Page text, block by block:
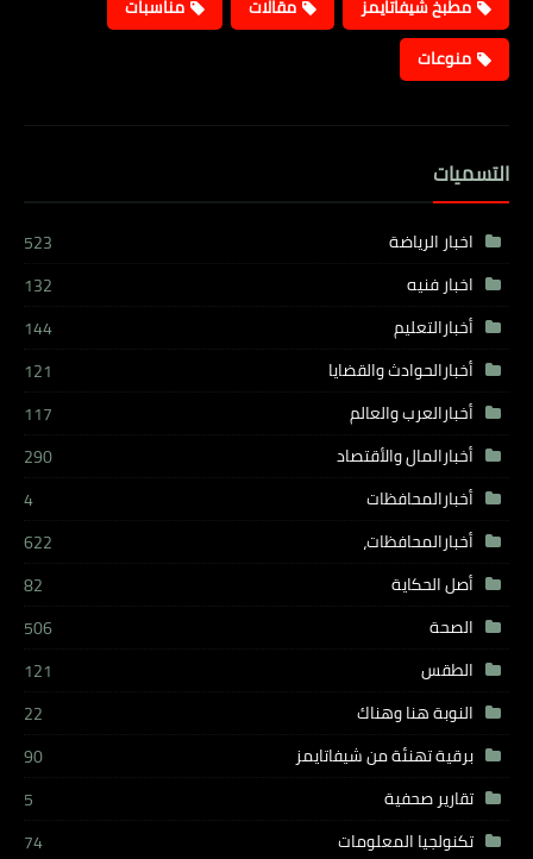
مطبخ شيفاتايمز
مقالات
مناسبات
منوعات
التسميات
اخبار الرياضة
523
اخبار فنيه
132
أخبارالتعليم
144
أخبارالحوادث والقضايا
121
أخبارالعرب والعالم
117
أخبارالمال والأقتصاد
290
أخبارالمحافظات
4
أخبارالمحافظات،
622
أصل الحكاية
82
الصحة
506
الطقس
121
النوبة هنا وهناك
22
برقية تهنئة من شيفاتايمز
90
تقارير صحفية
5
تكنولجيا المعلومات
74